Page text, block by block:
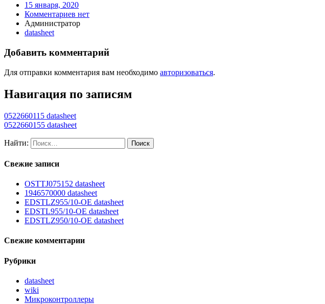
15 января, 2020
Комментариев нет
Администратор
datasheet
Добавить комментарий
Для отправки комментария вам необходимо авторизоваться.
Навигация по записям
0522660115 datasheet
0522660155 datasheet
Найти:
Свежие записи
OSTTJ075152 datasheet
1946570000 datasheet
EDSTLZ955/10-OE datasheet
EDSTL955/10-OE datasheet
EDSTLZ950/10-OE datasheet
Свежие комментарии
Рубрики
datasheet
wiki
Микроконтроллеры